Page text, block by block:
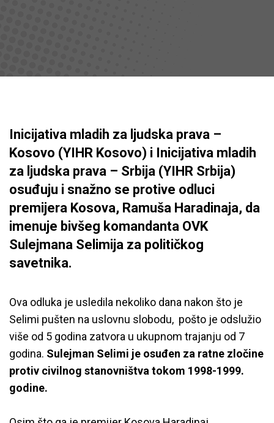
Inicijativa mladih za ljudska prava –
Kosovo (YIHR Kosovo) i Inicijativa mladih
za ljudska prava – Srbija (YIHR Srbija)
osuđuju i snažno se protive odluci
premijera Kosova, Ramuša Haradinaja, da
imenuje bivšeg komandanta OVK
Sulejmana Selimija za političkog
savetnika.
Ova odluka je usledila nekoliko dana nakon što je
Selimi pušten na uslovnu slobodu, pošto je odslužio
više od 5 godina zatvora u ukupnom trajanju od 7
godina. Sulejman Selimi je osuđen za ratne zločine
protiv civilnog stanovništva tokom 1998-1999.
godine.